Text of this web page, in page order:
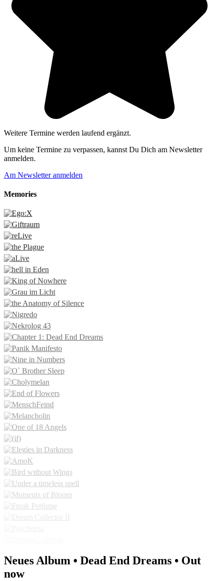
Weitere Termine werden laufend ergänzt.
Um keine Termine zu verpassen, kannst Du Dich am Newsletter
anmelden.
Am Newsletter anmelden
Memories
Neues Album • Dead End Dreams • Out
now